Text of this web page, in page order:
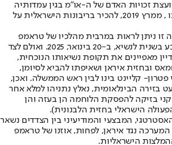
לפרוש ממועצת זכויות האדם של ה-או"מ בגין עמדותיה
העוינות לישראל, והחלטתו , ממרץ 2019, להכיר בריבונות הישראלית על
זו ניתן לראות במרבית מהלכיו של טראמפ
כלפי נתניהו לאחר שהושבע בשנית לנשיא, ב-20 בינואר, 2025. ואולם לצד
מאפיינים את תקופת נשיאותו הנוכחית,
ובחזית איראן ושאיפתו להביא לסיומן,
קליינט בינו לבין ראש הממשלה. ואכן,
בזירה הבינלאומית, נאלץ נתניהו למלא אחר
בזיקה להפסקת הלוחמה הן בעזה והן
הישראלי בחזית הלבנונית).
המבצעי והמודיעיני בין הצדדים נשאר
נגד איראן, לפחות, אוזנו של טראמפ
הישראליות.